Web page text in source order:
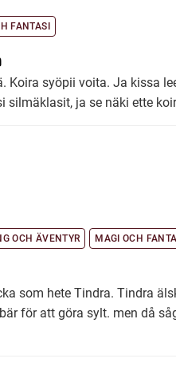
FANTASI
Koira syöpii voita. Ja kissa
silmäklasit, ja se näki ette
OCH ÄVENTYR MAGI OCH
som hete Tindra. Tindra
för att göra sylt. men då